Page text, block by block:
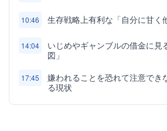
10:46 生存戦略上有利な「自分に甘く
14:04
いじめやギャンブルの借金に見
図」
17:45
嫌われることを恐れて注意でき
る現状